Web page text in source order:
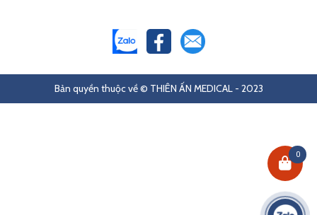
Bản quyền thuộc về © THIÊN ẤN MEDICAL - 2023
0